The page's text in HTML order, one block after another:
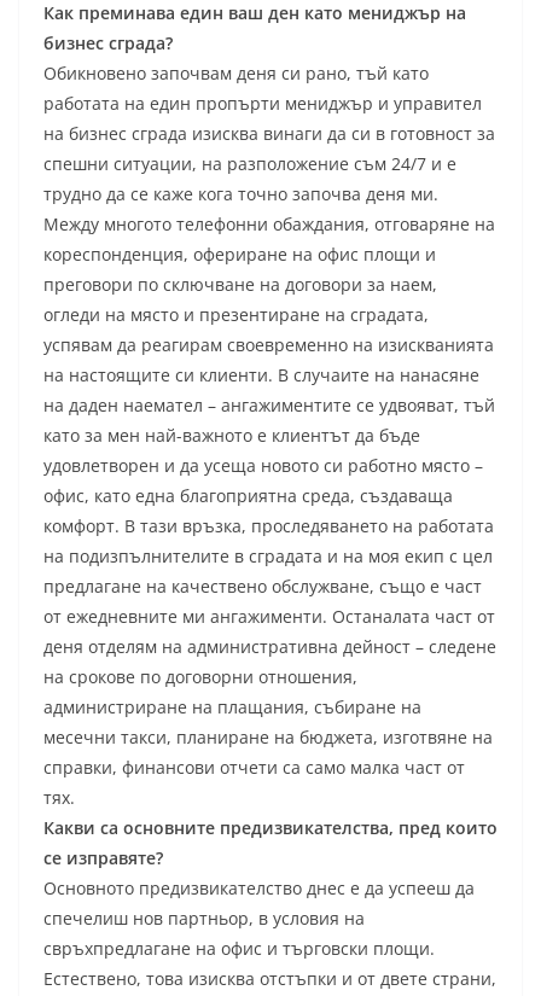
Как преминава един ваш ден като мениджър на
бизнес сграда?
Обикновено започвам деня си рано, тъй като
работата на един пропърти мениджър и управител
на бизнес сграда изисква винаги да си в готовност за
спешни ситуации, на разположение съм 24/7 и е
трудно да се каже кога точно започва деня ми.
Между многото телефонни обаждания, отговаряне на
кореспонденция, офериране на офис площи и
преговори по сключване на договори за наем,
огледи на място и презентиране на сградата,
успявам да реагирам своевременно на изискванията
на настоящите си клиенти. В случаите на нанасяне
на даден наемател – ангажиментите се удвояват, тъй
като за мен най-важното е клиентът да бъде
удовлетворен и да усеща новото си работно място –
офис, като една благоприятна среда, създаваща
комфорт. В тази връзка, проследяването на работата
на подизпълнителите в сградата и на моя екип с цел
предлагане на качествено обслужване, също е част
от ежедневните ми ангажименти. Останалата част от
деня отделям на административна дейност – следене
на срокове по договорни отношения,
администриране на плащания, събиране на
месечни такси, планиране на бюджета, изготвяне на
справки, финансови отчети са само малка част от
тях.
Какви са основните предизвикателства, пред които
се изправяте?
Основното предизвикателство днес е да успееш да
спечелиш нов партньор, в условия на
свръхпредлагане на офис и търговски площи.
Естествено, това изисква отстъпки и от двете страни,